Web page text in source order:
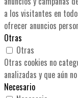
a los visitantes en
ofrecer anuncios
Otras
Otras
Otras cookies no
analizadas y que aún
Necesario